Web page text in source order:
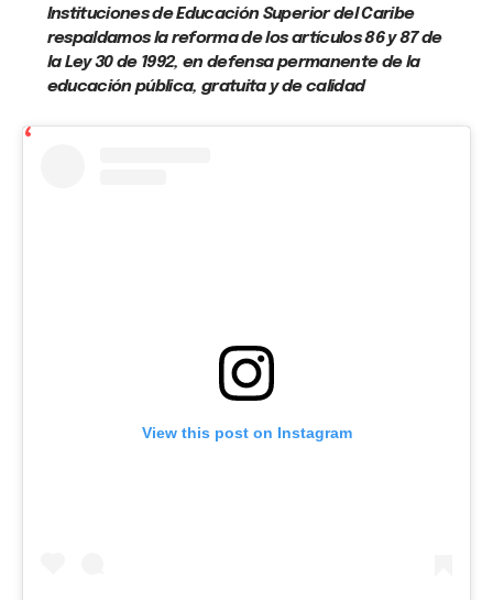
Instituciones de Educación Superior del Caribe
respaldamos la reforma de los artículos 86 y 87 de
la Ley 30 de 1992, en defensa permanente de la
educación pública, gratuita y de calidad
View this post on Instagram